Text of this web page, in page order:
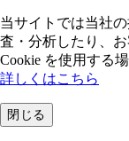
当サイトでは当社
査・分析したり、
Cookie を使⽤する
詳しくはこちら
閉じる